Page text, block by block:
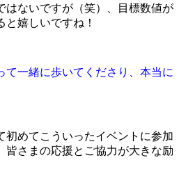
はないですが（笑）、目標数値が
嬉しいですね！
て一緒に歩いてくださり、本当に
初めてこういったイベントに参加
皆さまの応援とご協力が大きな励